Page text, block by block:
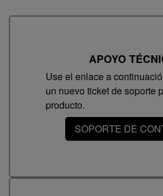
APOYO
Use el enlace a
un nuevo ticket de soporte
producto.
SOPORTE DE